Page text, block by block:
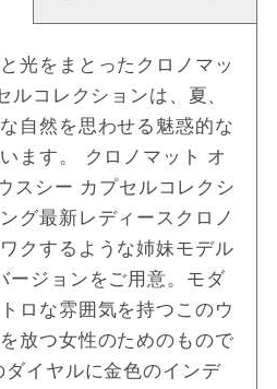
光をまとったクロノマッ
ルコレクションは、夏、
自然を思わせる魅惑的な
ます。 クロノマット オ
スシー カプセルコレクシ
グ最新レディースクロノ
クするような姉妹モデル
ージョンをご用意。モダ
ロな雰囲気を持つこのウ
放つ女性のためのもので
イヤルに金色のインデ